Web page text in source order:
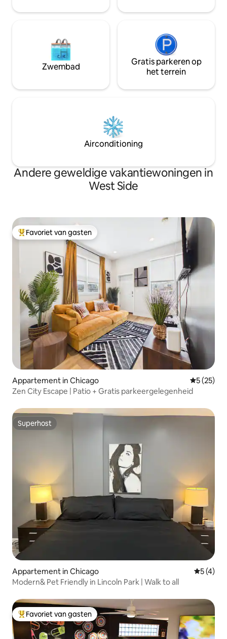
een mobiel apparaat.
Zwembad
Gratis parkeren op
het terrein
Airconditioning
Andere geweldige vakantiewoningen in
West Side
Topfavoriet van gasten
Favoriet van gasten
Appartement in Chicago
5 (25)
Zen City Escape | Patio + Gratis parkeergelegenheid
Superhost
Superhost
Appartement in Chicago
5 (4)
Modern& Pet Friendly in Lincoln Park | Walk to all
Topfavoriet van gasten
Favoriet van gasten